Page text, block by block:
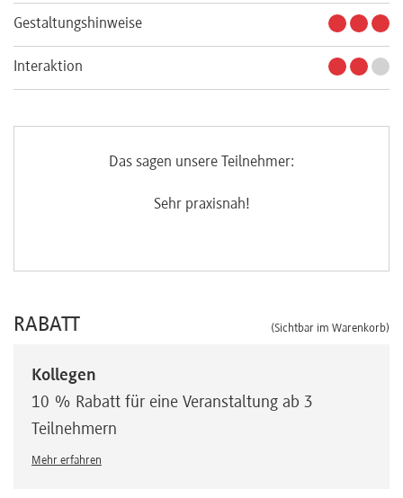
Gestaltungshinweise
Interaktion
Das sagen unsere Teilnehmer:
Sehr praxisnah!
RABATT (Sichtbar im Warenkorb)
Kollegen
10 % Rabatt für eine Veranstaltung ab 3
Teilnehmern
Mehr erfahren